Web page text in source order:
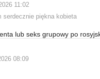
11:02
serdecznie piękna kobieta
lub seks grupowy po
08:09